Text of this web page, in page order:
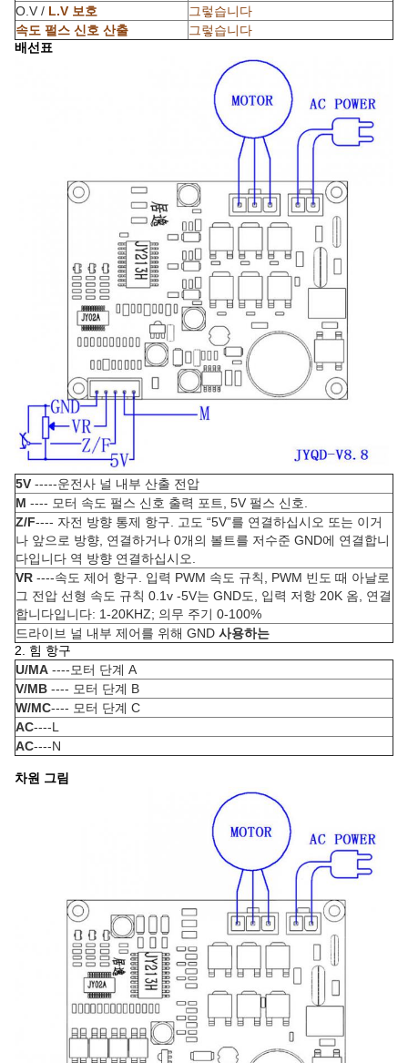
O.V / L.V 보호
그렇습니다
속도 펄스 신호 산출
그렇습니다
배선표
5V -----운전사 널 내부 산출 전압
M ---- 모터 속도 펄스 신호 출력 포트, 5V 펄스 신호.
Z/F---- 자전 방향 통제 항구. 고도 “5V”를 연결하십시오 또는 이거
나 앞으로 방향, 연결하거나 0개의 볼트를 저수준 GND에 연결합니
다입니다 역 방향 연결하십시오.
VR ----속도 제어 항구. 입력 PWM 속도 규칙, PWM 빈도 때 아날로
그 전압 선형 속도 규칙 0.1v -5V는 GND도, 입력 저항 20K 옴, 연결
합니다입니다: 1-20KHZ; 의무 주기 0-100%
드라이브 널 내부 제어를 위해 GND 사용하는
2. 힘 항구
U/MA ----모터 단계 A
V/MB ---- 모터 단계 B
W/MC---- 모터 단계 C
AC----L
AC----N
차원 그림